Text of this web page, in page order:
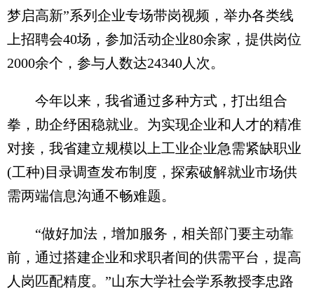
梦启高新”系列企业专场带岗视频，举办各类线
上招聘会40场，参加活动企业80余家，提供岗位
2000余个，参与人数达24340人次。
今年以来，我省通过多种方式，打出组合
拳，助企纾困稳就业。为实现企业和人才的精准
对接，我省建立规模以上工业企业急需紧缺职业
(工种)目录调查发布制度，探索破解就业市场供
需两端信息沟通不畅难题。
“做好加法，增加服务，相关部门要主动靠
前，通过搭建企业和求职者间的供需平台，提高
人岗匹配精度。”山东大学社会学系教授李忠路